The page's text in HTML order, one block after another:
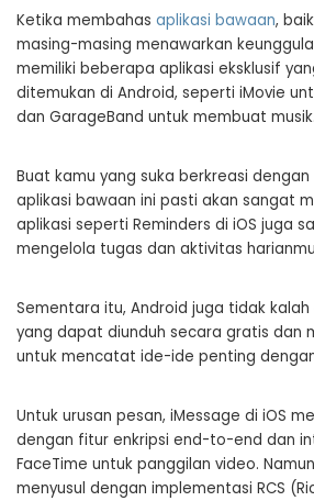
Ketika membahas aplikasi bawaan,
masing-masing menawarkan
memiliki beberapa aplikasi eksklusif
ditemukan di Android, seperti iMovie
dan GarageBand untuk membuat musik.
Buat kamu yang suka berkreasi
aplikasi bawaan ini pasti akan sangat
aplikasi seperti Reminders di iOS juga
mengelola tugas dan aktivitas
Sementara itu, Android juga tidak
yang dapat diunduh secara gratis dan
untuk mencatat ide-ide penting
Untuk urusan pesan, iMessage di iOS
dengan fitur enkripsi end-to-end dan
FaceTime untuk panggilan video.
menyusul dengan implementasi RCS